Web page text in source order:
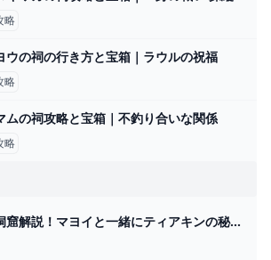
略
ウの祠の行き方と宝箱｜ラウルの祝福
略
ムの祠攻略と宝箱｜不釣り合いな関係
略
樹海サージョンの洞窟解説！マヨイと一緒にティアキンの秘宝を見つけよう #ゼルダの伝説ティアーズオブザキングダム #ラバーキャップ #解説動画 - YouTube